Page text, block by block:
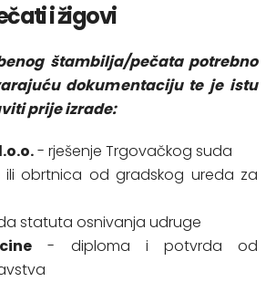
i žigovi
štambilja/pečata potrebno
dokumentaciju te je istu
prije izrade:
- rješenje Trgovačkog suda
ili obrtnica od gradskog ureda za
statuta osnivanja udruge
- diploma i potvrda od